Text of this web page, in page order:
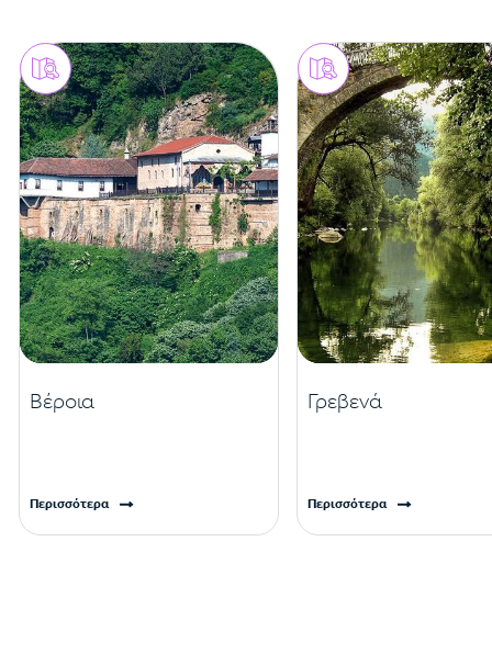
Βέροια
Περισσότερα
Γρεβενά
Περισσότερα